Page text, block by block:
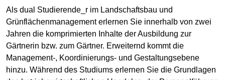
Als dual Studierende_r im Landschaftsbau und
Grünflächenmanagement erlernen Sie innerhalb von zwei
Jahren die komprimierten Inhalte der Ausbildung zur
Gärtnerin bzw. zum Gärtner. Erweiternd kommt die
Management-, Koordinierungs- und Gestaltungsebene
hinzu. Während des Studiums erlernen Sie die Grundlagen